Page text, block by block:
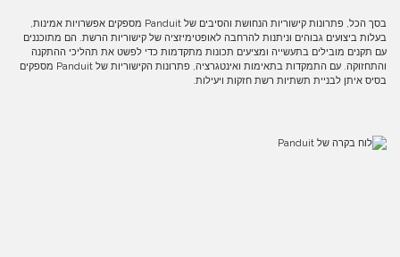
בסך הכל, פתרונות קישוריות הנחושת והסיבים של Panduit מספקים אפשרויות אמינות,
בעלות ביצועים גבוהים וניתנות להרחבה לאופטימיזציה של קישוריות הרשת. הם מתוכננים
עם תקנים מובילים בתעשייה ומציעים תכונות מתקדמות כדי לפשט את תהליכי ההתקנה
והתחזוקה. עם התמקדות בתאימות ואינטגרציה, פתרונות הקישוריות של Panduit מספקים
בסיס איתן לבניית תשתיות רשת חזקות ויעילות.